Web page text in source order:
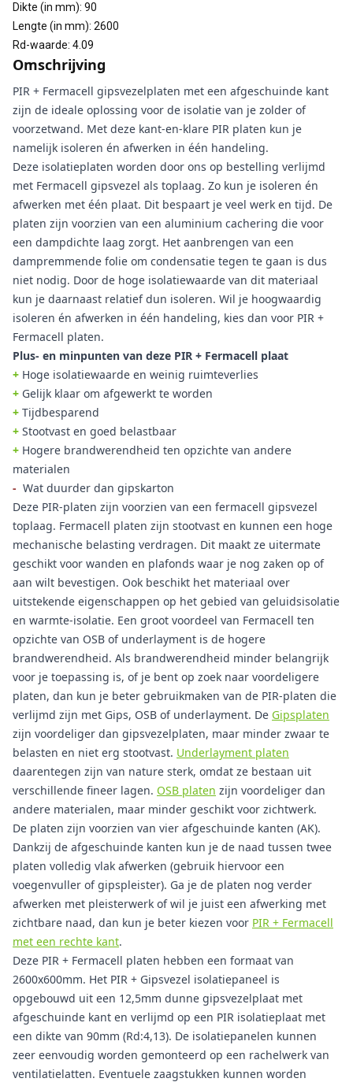
Dikte (in mm): 90
Lengte (in mm): 2600
Rd-waarde: 4.09
Omschrijving
PIR + Fermacell gipsvezelplaten met een afgeschuinde kant
zijn de ideale oplossing voor de isolatie van je zolder of
voorzetwand. Met deze kant-en-klare PIR platen kun je
namelijk isoleren én afwerken in één handeling.
Deze isolatieplaten worden door ons op bestelling verlijmd
met Fermacell gipsvezel als toplaag. Zo kun je isoleren én
afwerken met één plaat. Dit bespaart je veel werk en tijd. De
platen zijn voorzien van een aluminium cachering die voor
een dampdichte laag zorgt. Het aanbrengen van een
dampremmende folie om condensatie tegen te gaan is dus
niet nodig. Door de hoge isolatiewaarde van dit materiaal
kun je daarnaast relatief dun isoleren. Wil je hoogwaardig
isoleren én afwerken in één handeling, kies dan voor PIR +
Fermacell platen.
Plus- en minpunten van deze PIR + Fermacell plaat
+ Hoge isolatiewaarde en weinig ruimteverlies
+ Gelijk klaar om afgewerkt te worden
+ Tijdbesparend
+ Stootvast en goed belastbaar
+ Hogere brandwerendheid ten opzichte van andere
materialen
- Wat duurder dan gipskarton
Deze PIR-platen zijn voorzien van een fermacell gipsvezel
toplaag. Fermacell platen zijn stootvast en kunnen een hoge
mechanische belasting verdragen. Dit maakt ze uitermate
geschikt voor wanden en plafonds waar je nog zaken op of
aan wilt bevestigen. Ook beschikt het materiaal over
uitstekende eigenschappen op het gebied van geluidsisolatie
en warmte-isolatie. Een groot voordeel van Fermacell ten
opzichte van OSB of underlayment is de hogere
brandwerendheid. Als brandwerendheid minder belangrijk
voor je toepassing is, of je bent op zoek naar voordeligere
platen, dan kun je beter gebruikmaken van de PIR-platen die
verlijmd zijn met Gips, OSB of underlayment. De Gipsplaten
zijn voordeliger dan gipsvezelplaten, maar minder zwaar te
belasten en niet erg stootvast. Underlayment platen
daarentegen zijn van nature sterk, omdat ze bestaan uit
verschillende fineer lagen. OSB platen zijn voordeliger dan
andere materialen, maar minder geschikt voor zichtwerk.
De platen zijn voorzien van vier afgeschuinde kanten (AK).
Dankzij de afgeschuinde kanten kun je de naad tussen twee
platen volledig vlak afwerken (gebruik hiervoor een
voegenvuller of gipspleister). Ga je de platen nog verder
afwerken met pleisterwerk of wil je juist een afwerking met
zichtbare naad, dan kun je beter kiezen voor PIR + Fermacell
met een rechte kant.
Deze PIR + Fermacell platen hebben een formaat van
2600x600mm. Het PIR + Gipsvezel isolatiepaneel is
opgebouwd uit een 12,5mm dunne gipsvezelplaat met
afgeschuinde kant en verlijmd op een PIR isolatieplaat met
een dikte van 90mm (Rd:4,13). De isolatiepanelen kunnen
zeer eenvoudig worden gemonteerd op een rachelwerk van
ventilatielatten. Eventuele zaagstukken kunnen worden